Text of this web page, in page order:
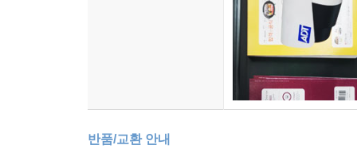
반품/교환 안내